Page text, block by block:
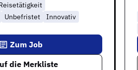
Unbefristet
Innovativ
die Merkliste
Zum Job